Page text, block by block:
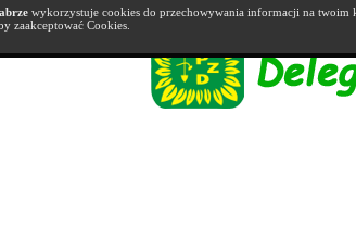
wykorzystuje cookies do przechowywania informacji na twoim
zaakceptować Cookies.